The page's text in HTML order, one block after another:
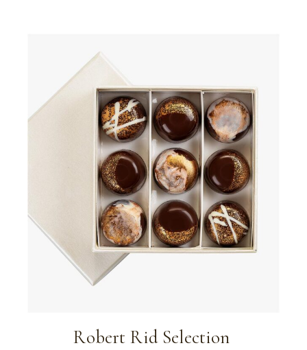
Robert Rid Selection